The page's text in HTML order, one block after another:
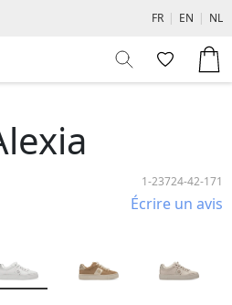
FR | EN | NL
1-23724-42-171
Écrire un avis